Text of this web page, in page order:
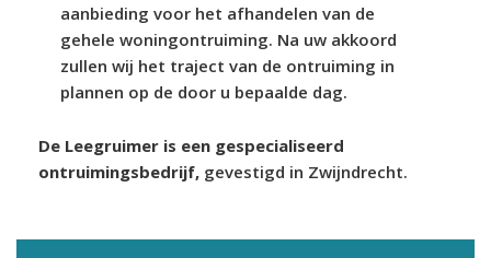
aanbieding voor het afhandelen van de
gehele woningontruiming. Na uw akkoord
zullen wij het traject van de ontruiming in
plannen op de door u bepaalde dag.
De Leegruimer is een gespecialiseerd
ontruimingsbedrijf, gevestigd in Zwijndrecht.